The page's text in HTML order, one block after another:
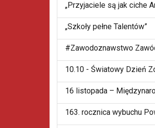
„Przyjaciele są jak ciche
„Szkoły pełne Talentów”
#Zawodoznawstwo
10.10 - Światowy Dzień
16 listopada –
163. rocznica wybuchu